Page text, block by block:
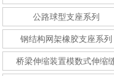
E型钢(E-40型/E-60
公路球型支座系列
钢结构网架橡胶支座系列
桥梁伸缩装置模数式伸缩